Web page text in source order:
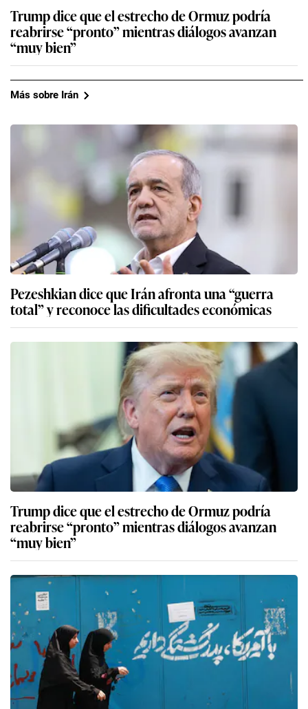
Trump dice que el estrecho de Ormuz podría
reabrirse “pronto” mientras diálogos avanzan
“muy bien”
Más sobre Irán
Pezeshkian dice que Irán afronta una “guerra
total” y reconoce las dificultades económicas
Trump dice que el estrecho de Ormuz podría
reabrirse “pronto” mientras diálogos avanzan
“muy bien”